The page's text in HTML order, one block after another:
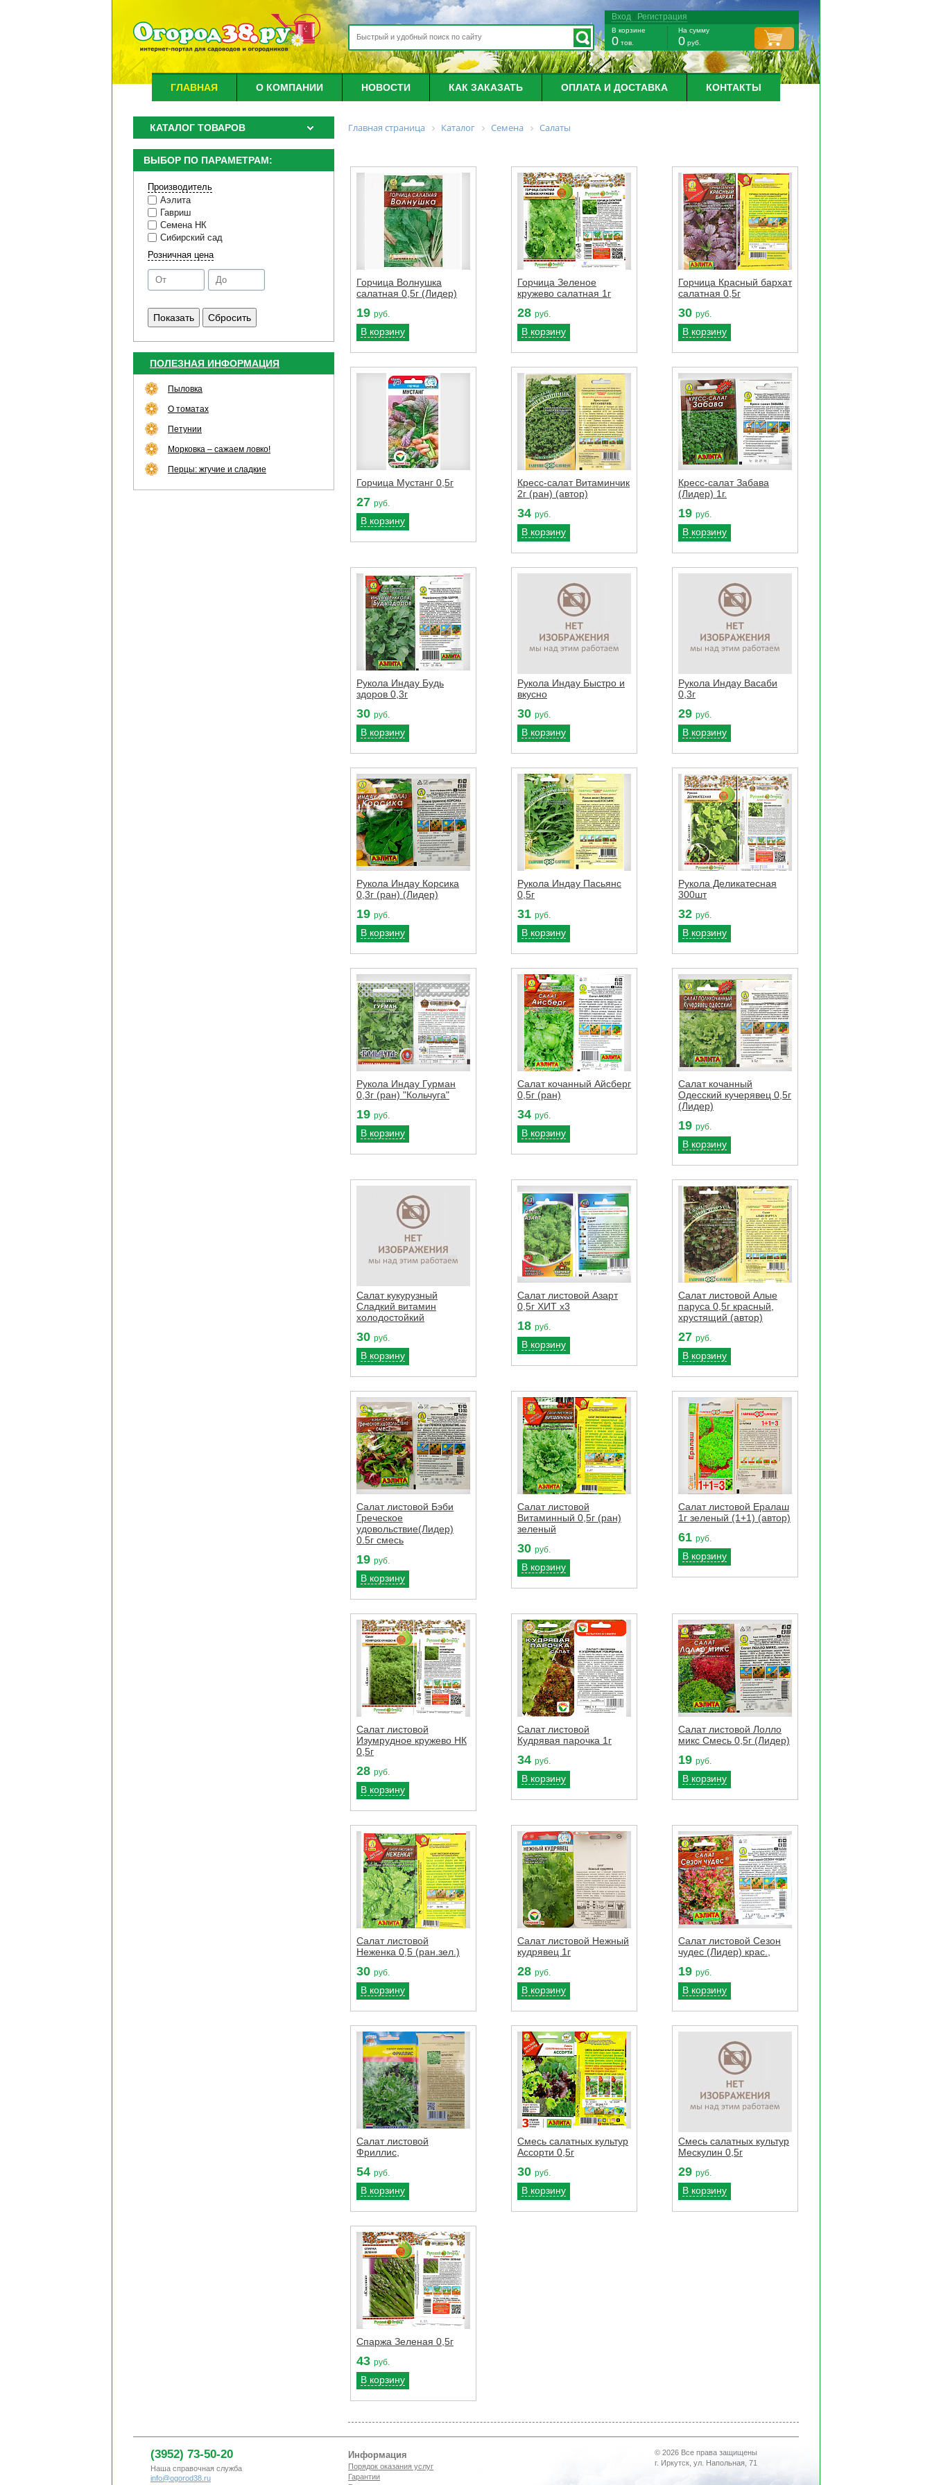
Вход / Регистрация
В корзине
0 тов.
На сумму
0 руб.
ГЛАВНАЯ О КОМПАНИИ НОВОСТИ КАК ЗАКАЗАТЬ ОПЛАТА И ДОСТАВКА КОНТАКТЫ
КАТАЛОГ ТОВАРОВ
ВЫБОР ПО ПАРАМЕТРАМ:
Производитель
Аэлита
Гавриш
Семена НК
Сибирский сад
Розничная цена
ПОЛЕЗНАЯ ИНФОРМАЦИЯ
Пыловка
О томатах
Петунии
Морковка – сажаем ловко!
Перцы: жгучие и сладкие
Главная страница Каталог Семена Салаты
Горчица Волнушка
салатная 0,5г (Лидер)
19 руб.
В корзину
Горчица Зеленое
кружево салатная 1г
28 руб.
В корзину
Горчица Красный бархат
салатная 0,5г
30 руб.
В корзину
Горчица Мустанг 0,5г
27 руб.
В корзину
Кресс-салат Витаминчик
2г (ран) (автор)
34 руб.
В корзину
Кресс-салат Забава
(Лидер) 1г.
19 руб.
В корзину
Рукола Индау Будь
здоров 0,3г
30 руб.
В корзину
Рукола Индау Быстро и
вкусно
30 руб.
В корзину
Рукола Индау Васаби
0,3г
29 руб.
В корзину
Рукола Индау Корсика
0,3г (ран) (Лидер)
19 руб.
В корзину
Рукола Индау Пасьянс
0,5г
31 руб.
В корзину
Рукола Деликатесная
300шт
32 руб.
В корзину
Рукола Индау Гурман
0,3г (ран) "Кольчуга"
19 руб.
В корзину
Салат кочанный Айсберг
0,5г (ран)
34 руб.
В корзину
Салат кочанный
Одесский кучерявец 0,5г
(Лидер)
19 руб.
В корзину
Салат кукурузный
Сладкий витамин
холодостойкий
30 руб.
В корзину
Салат листовой Азарт
0,5г ХИТ х3
18 руб.
В корзину
Салат листовой Алые
паруса 0,5г красный,
хрустящий (автор)
27 руб.
В корзину
Салат листовой Бэби
Греческое
удовольствие(Лидер)
0.5г смесь
19 руб.
В корзину
Салат листовой
Витаминный 0,5г (ран)
зеленый
30 руб.
В корзину
Салат листовой Ералаш
1г зеленый (1+1) (автор)
61 руб.
В корзину
Салат листовой
Изумрудное кружево НК
0,5г
28 руб.
В корзину
Салат листовой
Кудрявая парочка 1г
34 руб.
В корзину
Салат листовой Лолло
микс Смесь 0,5г (Лидер)
19 руб.
В корзину
Салат листовой
Неженка 0,5 (ран.зел.)
30 руб.
В корзину
Салат листовой Нежный
кудрявец 1г
28 руб.
В корзину
Салат листовой Сезон
чудес (Лидер) крас.,
19 руб.
В корзину
Салат листовой
Фриллис,
54 руб.
В корзину
Смесь салатных культур
Ассорти 0,5г
30 руб.
В корзину
Смесь салатных культур
Мескулин 0,5г
29 руб.
В корзину
Спаржа Зеленая 0,5г
43 руб.
В корзину
(3952) 73-50-20
Наша справочная служба
info@ogorod38.ru
Информация
Порядок оказания услуг
Гарантии
© 2026 Все права защищены
г. Иркутск, ул. Напольная, 71